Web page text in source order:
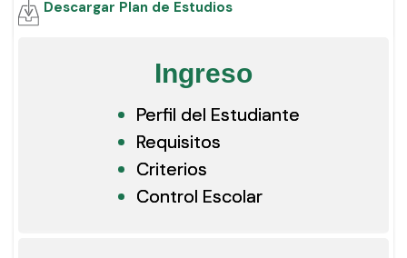
Descargar Plan de Estudios
Ingreso
Perfil del Estudiante
Requisitos
Criterios
Control Escolar